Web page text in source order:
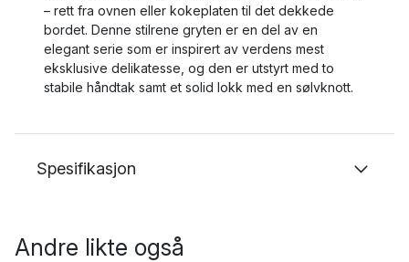
– rett fra ovnen eller kokeplaten til det dekkede
bordet. Denne stilrene gryten er en del av en
elegant serie som er inspirert av verdens mest
eksklusive delikatesse, og den er utstyrt med to
stabile håndtak samt et solid lokk med en sølvknott.
Spesifikasjon
Andre likte også